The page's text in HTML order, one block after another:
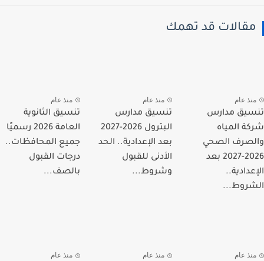
قد تهمك
عام
مدارس
المياه
الصحي
2026-2027 بعد
منذ عام
تنسيق مدارس
البترول 2026-2027
بعد الإعدادية.. الحد
الأدنى للقبول
وشروط...
منذ عام
تنسيق الثانوية
العامة 2026 رسميًا
جميع المحافظات..
درجات القبول
بالصف...
عام منذ عام منذ عام